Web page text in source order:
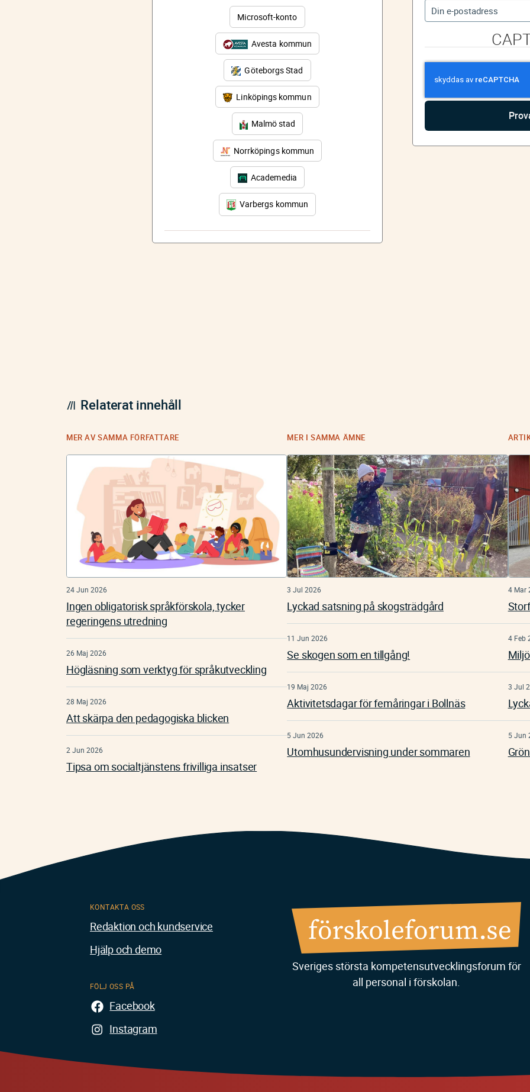
Microsoft-konto
Avesta kommun
Göteborgs Stad
Linköpings kommun
Malmö stad
Norrköpings kommun
Academedia
Varbergs kommun
Relaterat innehåll
MER AV SAMMA FÖRFATTARE
24 Jun 2026
Ingen obligatorisk språkförskola, tycker
regeringens utredning
26 Maj 2026
Högläsning som verktyg för språkutveckling
28 Maj 2026
Att skärpa den pedagogiska blicken
2 Jun 2026
Tipsa om socialtjänstens frivilliga insatser
MER I SAMMA ÄMNE
3 Jul 2026
Lyckad satsning på skogsträdgård
11 Jun 2026
Se skogen som en tillgång!
19 Maj 2026
Aktivitetsdagar för femåringar i Bollnäs
5 Jun 2026
Utomhusundervisning under sommaren
4 Mar
4 Feb
3 Jul
5 Jun
Sveriges största kompetensutvecklingsforum för
all personal i förskolan.
KONTAKTA OSS
Redaktion och kundservice
Hjälp och demo
FÖLJ OSS PÅ
Facebook
Instagram